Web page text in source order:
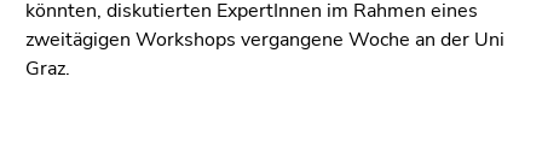
könnten, diskutierten ExpertInnen im Rahmen eines
zweitägigen Workshops vergangene Woche an der Uni
Graz.